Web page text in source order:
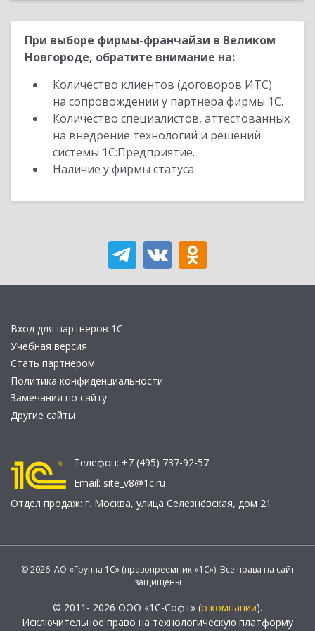
При выборе фирмы-франчайзи в Великом
Новгороде, обратите внимание на:
Количество клиентов (договоров ИТС)
на сопровождении у партнера фирмы 1С.
Количество специалистов, аттестованных
на внедрение технологий и решений
системы 1С:Предприятие.
Наличие у фирмы статуса
Вход для партнеров 1С
Учебная версия
Стать партнером
Политика конфиденциальности
Замечания по сайту
Другие сайты
Телефон: +7 (495) 737-92-57
Email: site_v8@1c.ru
Отдел продаж: г. Москва, улица Селезнёвская, дом 21
© 2026 АО «Группа 1С» (правопреемник «1С»). Все права на сайт
защищены
© 2011- 2026 ООО «1С-Софт» (о компании).
Исключительное право на технологическую платформу